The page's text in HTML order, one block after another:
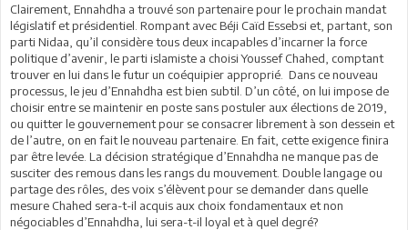
Clairement, Ennahdha a trouvé son partenaire pour le prochain mandat
législatif et présidentiel. Rompant avec Béji Caïd Essebsi et, partant, son
parti Nidaa, qu’il considère tous deux incapables d’incarner la force
politique d’avenir, le parti islamiste a choisi Youssef Chahed, comptant
trouver en lui dans le futur un coéquipier approprié. Dans ce nouveau
processus, le jeu d’Ennahdha est bien subtil. D’un côté, on lui impose de
choisir entre se maintenir en poste sans postuler aux élections de 2019,
ou quitter le gouvernement pour se consacrer librement à son dessein et
de l’autre, on en fait le nouveau partenaire. En fait, cette exigence finira
par être levée. La décision stratégique d’Ennahdha ne manque pas de
susciter des remous dans les rangs du mouvement. Double langage ou
partage des rôles, des voix s’élèvent pour se demander dans quelle
mesure Chahed sera-t-il acquis aux choix fondamentaux et non
négociables d’Ennahdha, lui sera-t-il loyal et à quel degré?